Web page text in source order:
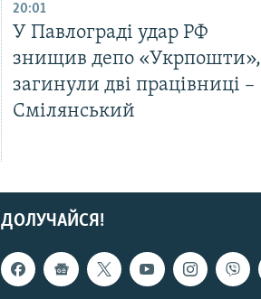
20:01
У Павлограді удар РФ
знищив депо «Укрпошти»,
загинули дві працівниці –
Смілянський
ДОЛУЧАЙСЯ!